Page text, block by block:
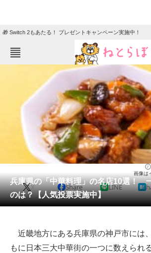
🎁 Switch 2もあたる！ プレゼントキャンペーン実施中！
ねとらぼメニュー
ニュース
エンタメ クイズ
地域
教育・育児
リサーチ
会員記事
メディア
ITの今と未来を見通す
兵庫県の「中華料理」の名店10選！
のは？【人気投票実施中】
画像は
X Share LINE
近畿地方にある兵庫県の神戸市には
もに日本三大中華街の一つに数えられ